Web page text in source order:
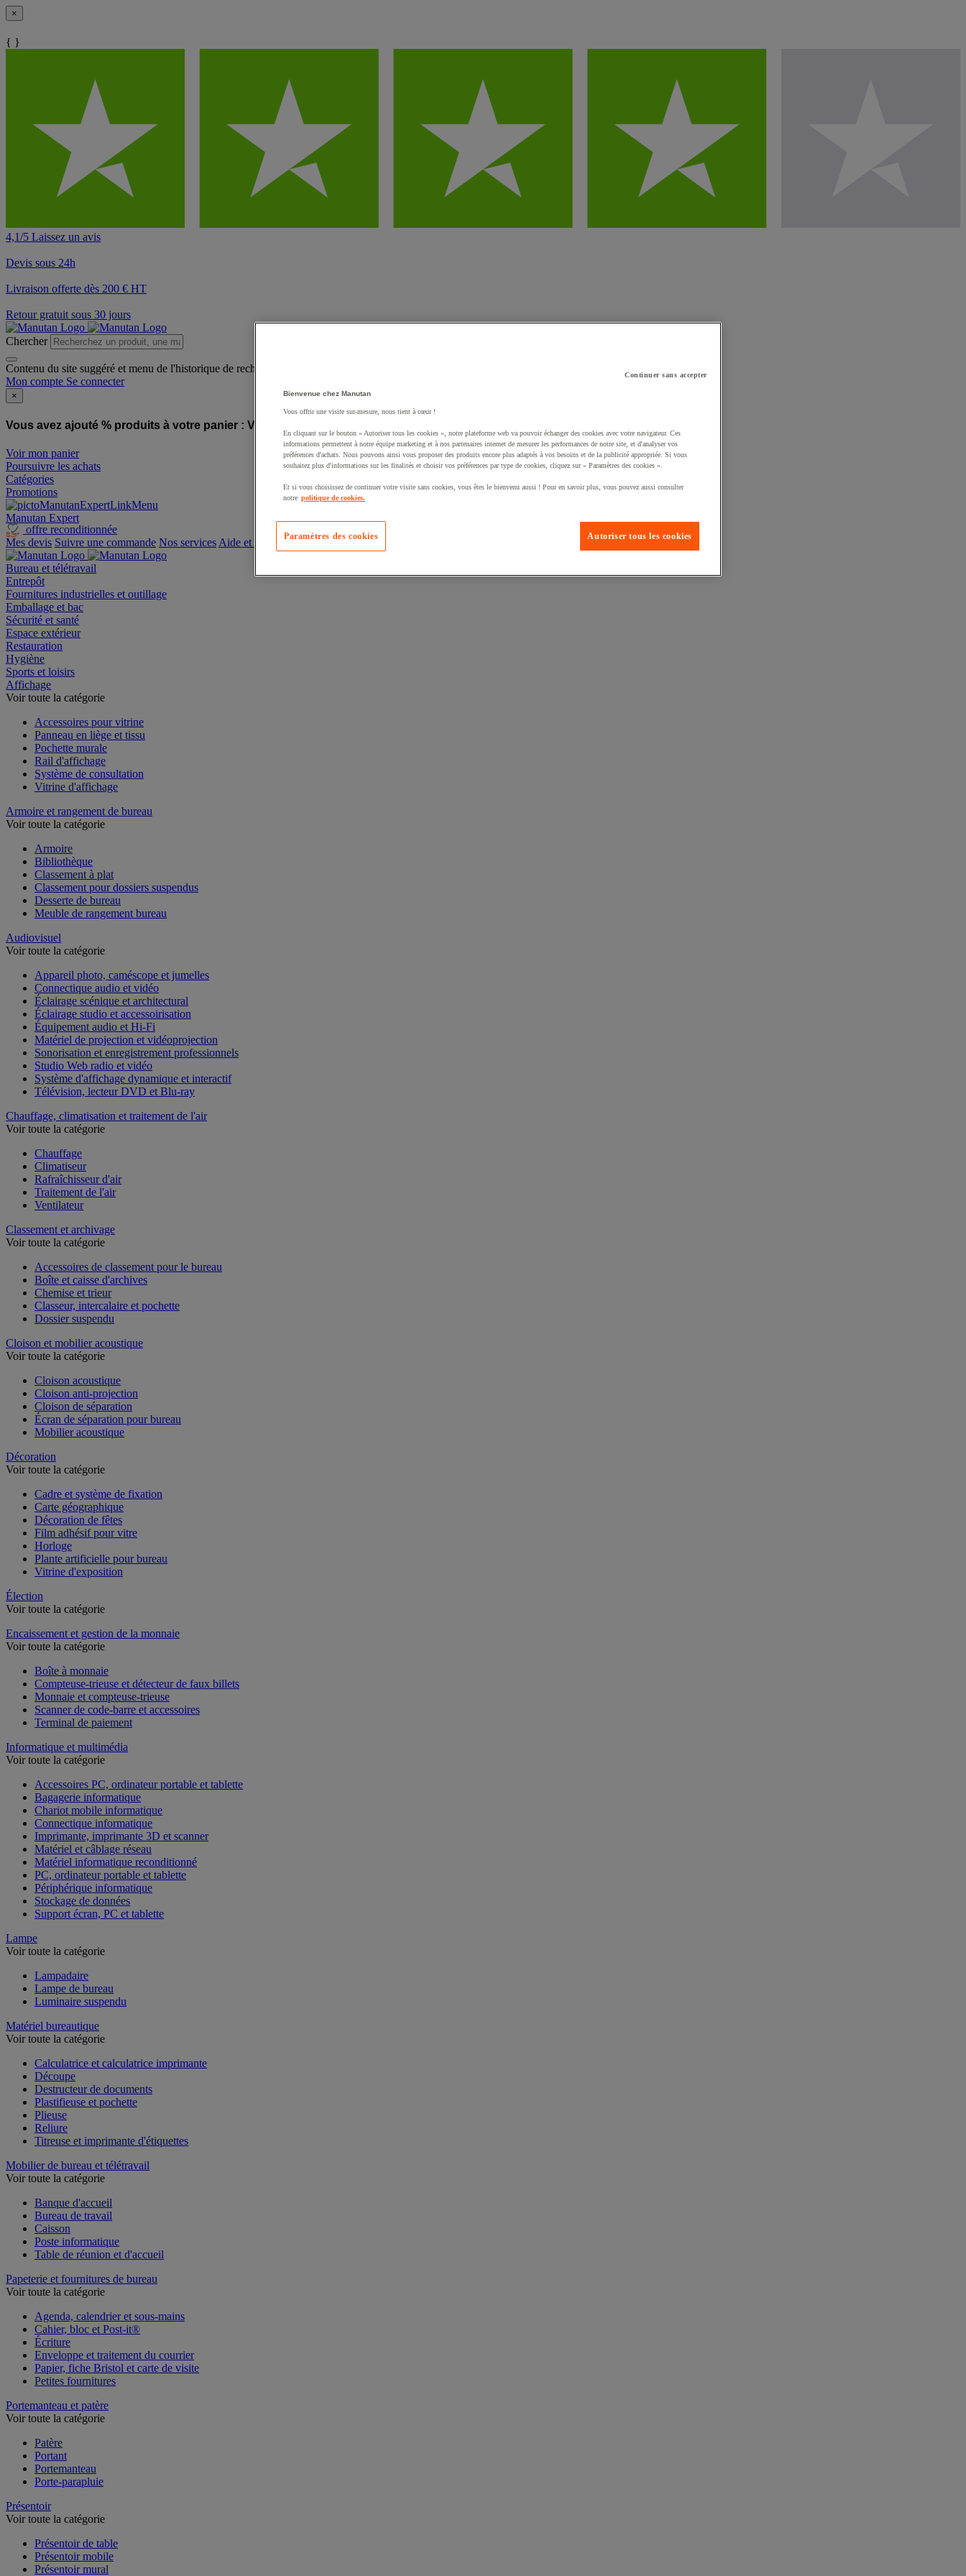
×
{ }
4,1/5 Laissez un avis
Devis sous 24h
Livraison offerte dès 200 € HT
Retour gratuit sous 30 jours
Chercher
Contenu du site suggéré et menu de l'historique de recherche
Mon compte Se connecter
×
Vous avez ajouté % produits à votre panier : Vous avez ajouté un produit à votre panier :
Voir mon panier
Poursuivre les achats
Catégories
Promotions
Manutan Expert
offre reconditionnée
Mes devis Suivre une commande Nos services Aide et contact
Bureau et télétravail
Entrepôt
Fournitures industrielles et outillage
Emballage et bac
Sécurité et santé
Espace extérieur
Restauration
Hygiène
Sports et loisirs
Affichage
Voir toute la catégorie
Accessoires pour vitrine
Panneau en liège et tissu
Pochette murale
Rail d'affichage
Système de consultation
Vitrine d'affichage
Armoire et rangement de bureau
Voir toute la catégorie
Armoire
Bibliothèque
Classement à plat
Classement pour dossiers suspendus
Desserte de bureau
Meuble de rangement bureau
Audiovisuel
Voir toute la catégorie
Appareil photo, caméscope et jumelles
Connectique audio et vidéo
Éclairage scénique et architectural
Éclairage studio et accessoirisation
Équipement audio et Hi-Fi
Matériel de projection et vidéoprojection
Sonorisation et enregistrement professionnels
Studio Web radio et vidéo
Système d'affichage dynamique et interactif
Télévision, lecteur DVD et Blu-ray
Chauffage, climatisation et traitement de l'air
Voir toute la catégorie
Chauffage
Climatiseur
Rafraîchisseur d'air
Traitement de l'air
Ventilateur
Classement et archivage
Voir toute la catégorie
Accessoires de classement pour le bureau
Boîte et caisse d'archives
Chemise et trieur
Classeur, intercalaire et pochette
Dossier suspendu
Cloison et mobilier acoustique
Voir toute la catégorie
Cloison acoustique
Cloison anti-projection
Cloison de séparation
Écran de séparation pour bureau
Mobilier acoustique
Décoration
Voir toute la catégorie
Cadre et système de fixation
Carte géographique
Décoration de fêtes
Film adhésif pour vitre
Horloge
Plante artificielle pour bureau
Vitrine d'exposition
Élection
Voir toute la catégorie
Encaissement et gestion de la monnaie
Voir toute la catégorie
Boîte à monnaie
Compteuse-trieuse et détecteur de faux billets
Monnaie et compteuse-trieuse
Scanner de code-barre et accessoires
Terminal de paiement
Informatique et multimédia
Voir toute la catégorie
Accessoires PC, ordinateur portable et tablette
Bagagerie informatique
Chariot mobile informatique
Connectique informatique
Imprimante, imprimante 3D et scanner
Matériel et câblage réseau
Matériel informatique reconditionné
PC, ordinateur portable et tablette
Périphérique informatique
Stockage de données
Support écran, PC et tablette
Lampe
Voir toute la catégorie
Lampadaire
Lampe de bureau
Luminaire suspendu
Matériel bureautique
Voir toute la catégorie
Calculatrice et calculatrice imprimante
Découpe
Destructeur de documents
Plastifieuse et pochette
Plieuse
Reliure
Titreuse et imprimante d'étiquettes
Mobilier de bureau et télétravail
Voir toute la catégorie
Banque d'accueil
Bureau de travail
Caisson
Poste informatique
Table de réunion et d'accueil
Papeterie et fournitures de bureau
Voir toute la catégorie
Agenda, calendrier et sous-mains
Cahier, bloc et Post-it®
Écriture
Enveloppe et traitement du courrier
Papier, fiche Bristol et carte de visite
Petites fournitures
Portemanteau et patère
Voir toute la catégorie
Patère
Portant
Portemanteau
Porte-parapluie
Présentoir
Voir toute la catégorie
Présentoir de table
Présentoir mobile
Présentoir mural
Continuer sans accepter
Bienvenue chez Manutan
Vous offrir une visite sur-mesure, nous tient à cœur !
En cliquant sur le bouton « Autoriser tous les cookies », notre plateforme web va pouvoir échanger des cookies avec votre navigateur. Ces
informations permettent à notre équipe marketing et à nos partenaires internet de mesurer les performances de notre site, et d'analyser vos
préférences d'achats. Nous pouvons ainsi vous proposer des produits encore plus adaptés à vos besoins et de la publicité appropriée. Si vous
souhaitez plus d'informations sur les finalités et choisir vos préférences par type de cookies, cliquez sur « Paramètres des cookies ».
Et si vous choisissez de continuer votre visite sans cookies, vous êtes le bienvenu aussi ! Pour en savoir plus, vous pouvez aussi consulter
notre politique de cookies.
Autoriser tous les cookies
Paramètres des cookies